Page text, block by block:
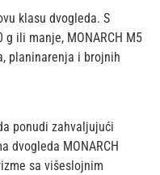
klasu dvogleda. S
ili manje, MONARCH M5
planinarenja i brojnih
ponudi zahvaljujući
dvogleda MONARCH
sa višeslojnim